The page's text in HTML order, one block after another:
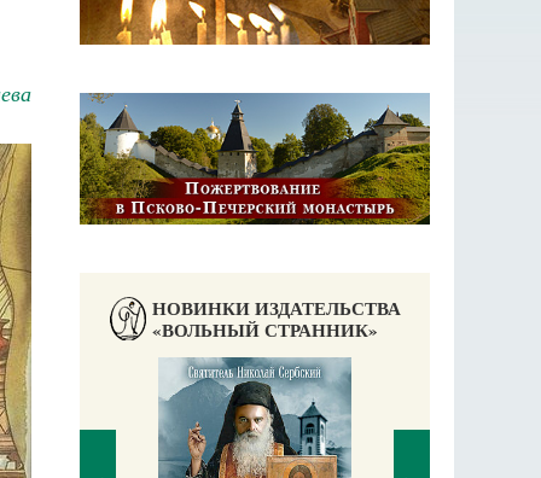
НОВИНКИ ИЗДАТЕЛЬСТВА
«ВОЛЬНЫЙ СТРАННИК»